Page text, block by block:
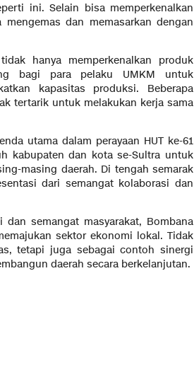
ini. Selain bisa memperkenalkan
dan memasarkan dengan
hanya memperkenalkan produk
bagi para pelaku UMKM untuk
kapasitas produksi. Beberapa
tertarik untuk melakukan kerja sama
utama dalam perayaan HUT ke-61
kabupaten dan kota se-Sultra untuk
masing daerah. Di tengah semarak
dari semangat kolaborasi dan
semangat masyarakat, Bombana
sektor ekonomi lokal. Tidak
tetapi juga sebagai contoh sinergi
daerah secara berkelanjutan.